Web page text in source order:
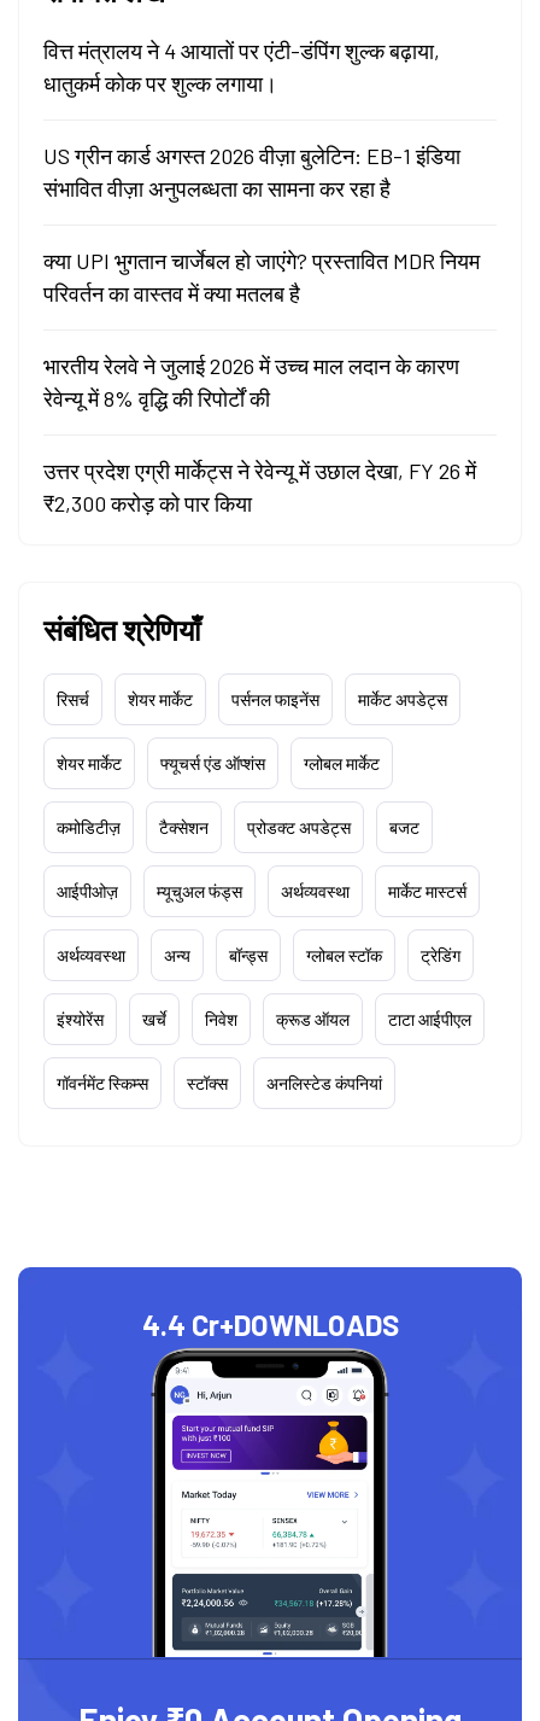
वित्त मंत्रालय ने 4 आयातों पर एंटी-डंपिंग शुल्क बढ़ाया,
धातुकर्म कोक पर शुल्क लगाया।
US ग्रीन कार्ड अगस्त 2026 वीज़ा बुलेटिन: EB-1 इंडिया
संभावित वीज़ा अनुपलब्धता का सामना कर रहा है
क्या UPI भुगतान चार्जेबल हो जाएंगे? प्रस्तावित MDR नियम
परिवर्तन का वास्तव में क्या मतलब है
भारतीय रेलवे ने जुलाई 2026 में उच्च माल लदान के कारण
रेवेन्यू में 8% वृद्धि की रिपोर्टों की
उत्तर प्रदेश एग्री मार्केट्स ने रेवेन्यू में उछाल देखा, FY 26 में
₹2,300 करोड़ को पार किया
संबंधित श्रेणियाँ
रिसर्च शेयर मार्केट पर्सनल फाइनेंस मार्केट अपडेट्स
शेयर मार्केट फ्यूचर्स एंड ऑप्शंस ग्लोबल मार्केट
कमोडिटीज़ टैक्सेशन प्रोडक्ट अपडेट्स बजट
आईपीओज़ म्यूचुअल फंड्स अर्थव्यवस्था मार्केट मास्टर्स
अर्थव्यवस्था अन्य बॉन्ड्स ग्लोबल स्टॉक ट्रेडिंग
इंश्योरेंस खर्चे निवेश क्रूड ऑयल टाटा आईपीएल
गॉवर्नमेंट स्किम्स स्टॉक्स अनलिस्टेड कंपनियां
4.4 Cr+DOWNLOADS